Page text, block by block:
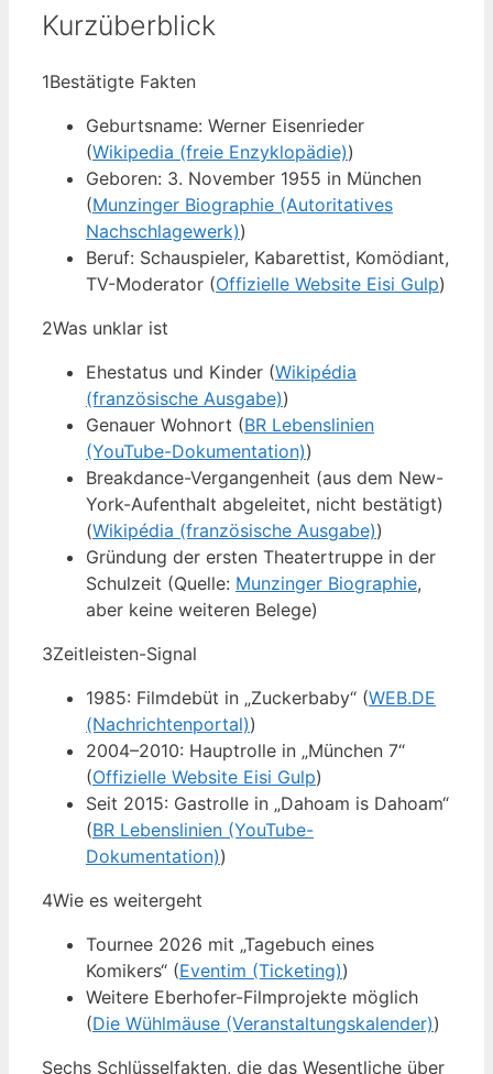
Kurzüberblick
1Bestätigte Fakten
Geburtsname: Werner Eisenrieder
(Wikipedia (freie Enzyklopädie))
Geboren: 3. November 1955 in München
(Munzinger Biographie (Autoritatives
Nachschlagewerk))
Beruf: Schauspieler, Kabarettist, Komödiant,
TV-Moderator (Offizielle Website Eisi Gulp)
2Was unklar ist
Ehestatus und Kinder (Wikipédia
(französische Ausgabe))
Genauer Wohnort (BR Lebenslinien
(YouTube-Dokumentation))
Breakdance-Vergangenheit (aus dem New-
York-Aufenthalt abgeleitet, nicht bestätigt)
(Wikipédia (französische Ausgabe))
Gründung der ersten Theatertruppe in der
Schulzeit (Quelle: Munzinger Biographie,
aber keine weiteren Belege)
3Zeitleisten-Signal
1985: Filmdebüt in „Zuckerbaby“ (WEB.DE
(Nachrichtenportal))
2004–2010: Hauptrolle in „München 7“
(Offizielle Website Eisi Gulp)
Seit 2015: Gastrolle in „Dahoam is Dahoam“
(BR Lebenslinien (YouTube-
Dokumentation))
4Wie es weitergeht
Tournee 2026 mit „Tagebuch eines
Komikers“ (Eventim (Ticketing))
Weitere Eberhofer-Filmprojekte möglich
(Die Wühlmäuse (Veranstaltungskalender))
Sechs Schlüsselfakten, die das Wesentliche über